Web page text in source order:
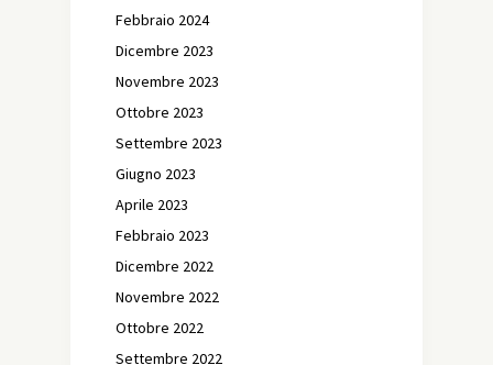
Febbraio 2024
Dicembre 2023
Novembre 2023
Ottobre 2023
Settembre 2023
Giugno 2023
Aprile 2023
Febbraio 2023
Dicembre 2022
Novembre 2022
Ottobre 2022
Settembre 2022